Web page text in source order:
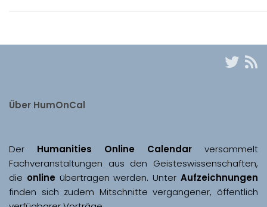
Über HumOnCal
Der Humanities Online Calendar versammelt
Fachveranstaltungen aus den Geisteswissenschaften,
die online übertragen werden. Unter Aufzeichnungen
finden sich zudem Mitschnitte vergangener, öffentlich